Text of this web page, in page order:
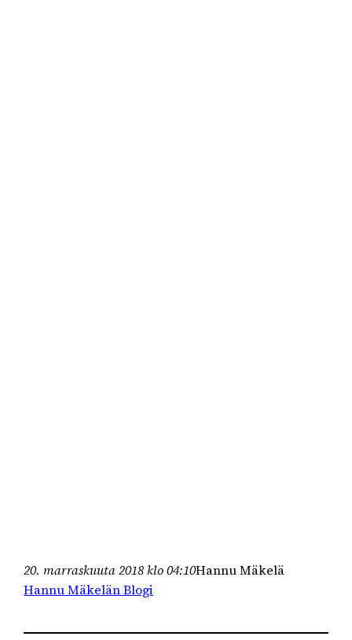
20. marraskuuta 2018 klo 04:10Hannu Mäkelä
Hannu Mäkelän Blogi